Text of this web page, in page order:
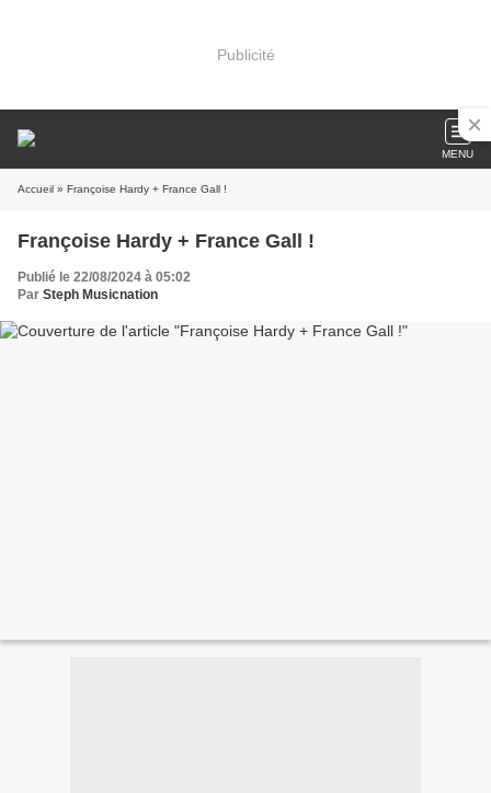
Publicité
MENU
Accueil » Françoise Hardy + France Gall !
Françoise Hardy + France Gall !
Publié le 22/08/2024 à 05:02
Par Steph Musicnation